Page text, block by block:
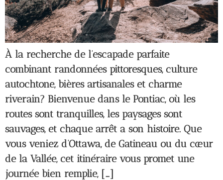
À la recherche de l’escapade parfaite
combinant randonnées pittoresques, culture
autochtone, bières artisanales et charme
riverain? Bienvenue dans le Pontiac, où les
routes sont tranquilles, les paysages sont
sauvages, et chaque arrêt a son histoire. Que
vous veniez d’Ottawa, de Gatineau ou du cœur
de la Vallée, cet itinéraire vous promet une
journée bien remplie, […]